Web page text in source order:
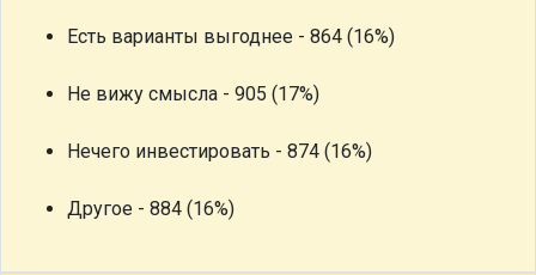
Есть варианты выгоднее - 864 (16%)
Не вижу смысла - 905 (17%)
Нечего инвестировать - 874 (16%)
Другое - 884 (16%)